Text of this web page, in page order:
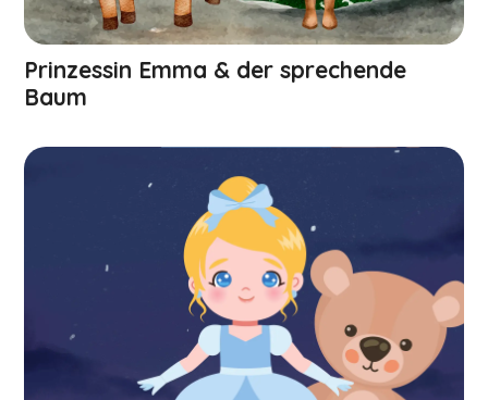
Prinzessin Emma & der sprechende
Baum